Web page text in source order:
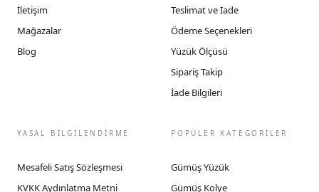
İletişim
Mağazalar
Blog
Teslimat ve İade
Ödeme Seçenekleri
Yüzük Ölçüsü
Sipariş Takip
İade Bilgileri
YASAL BİLGİLENDİRME
Mesafeli Satış Sözleşmesi
KVKK Aydınlatma Metni
POPÜLER KATEGORİLER
Gümüş Yüzük
Gümüş Kolye